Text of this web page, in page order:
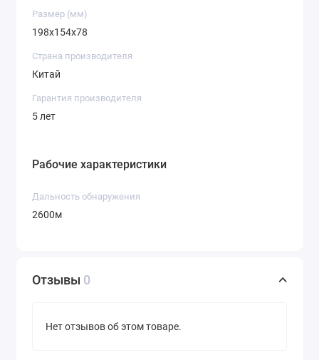
Размер (мм)
198x154x78
Страна производителя
Китай
Гарантия производителя
5 лет
Рабочие характеристики
Дальность обнаружения
2600м
Отзывы 0
Нет отзывов об этом товаре.